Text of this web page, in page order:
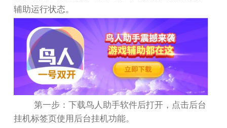
辅助运行状态。
第一步：下载鸟人助手软件后打开，点击后台
挂机标签页使用后台挂机功能。